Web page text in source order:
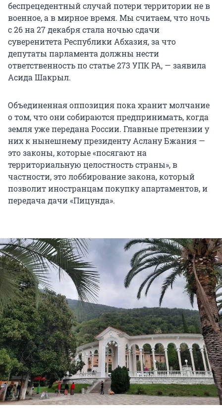
беспрецедентный случай потери территории не в
военное, а в мирное время. Мы считаем, что ночь
с 26 на 27 декабря стала ночью сдачи
суверенитета Республики Абхазия, за что
депутаты парламента должны нести
ответственность по статье 273 УПК РА, — заявила
Асида Шакрыл.
Объединенная оппозиция пока хранит молчание
о том, что они собираются предпринимать, когда
земля уже передана России. Главные претензии у
них к нынешнему президенту Аслану Бжания —
это законы, которые «посягают на
территориальную целостность страны», в
частности, это лоббирование закона, который
позволит иностранцам покупку апартаментов, и
передача дачи «Пицунда».